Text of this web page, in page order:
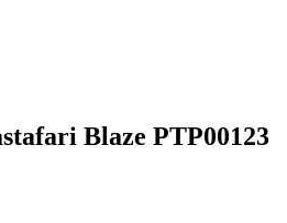
Blaze PTP00123